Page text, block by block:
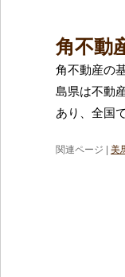
角不動
角不動産の
島県は不動
あり、全国
関連ページ | 美